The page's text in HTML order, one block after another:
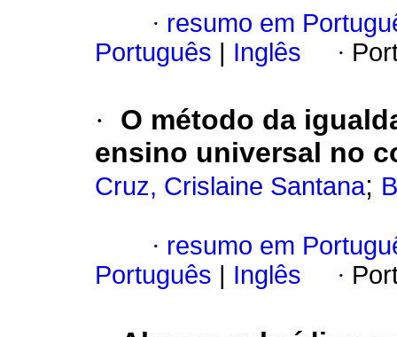
· resumo em
Português
Inglês ·
·
O método da
ensino universal no
Cruz, Crislaine Santana;
· resumo em
Português
Inglês ·